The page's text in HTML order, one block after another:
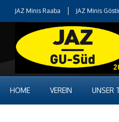
JAZ Minis Raaba JAZ Minis
HOME VEREIN UNSER